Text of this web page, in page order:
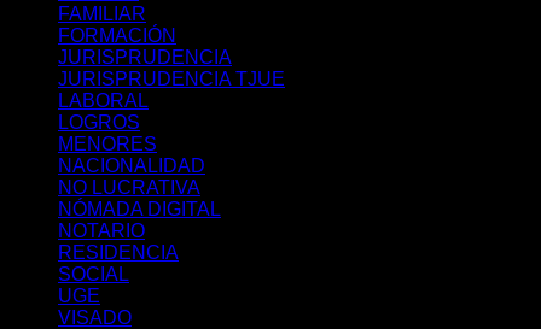
FAMILIAR
FORMACIÓN
JURISPRUDENCIA
JURISPRUDENCIA TJUE
LABORAL
LOGROS
MENORES
NACIONALIDAD
NO LUCRATIVA
NÓMADA DIGITAL
NOTARIO
RESIDENCIA
SOCIAL
UGE
VISADO